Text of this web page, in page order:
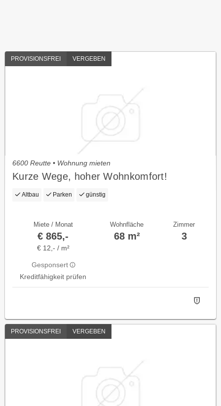
PROVISIONSFREI VERGEBEN
6600 Reutte • Wohnung mieten
Kurze Wege, hoher Wohnkomfort!
Altbau Parken günstig
Miete / Monat
€ 865,-
€ 12,- / m²
Gesponsert
Kreditfähigkeit prüfen
Wohnfläche
68 m²
Zimmer
3
PROVISIONSFREI VERGEBEN